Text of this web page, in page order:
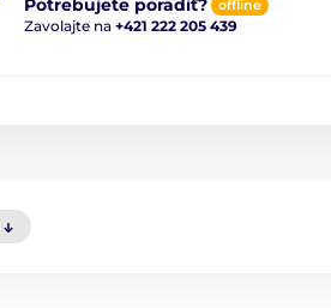
Potrebujete poradiť? offline
Zavolajte na +421 222 205 439